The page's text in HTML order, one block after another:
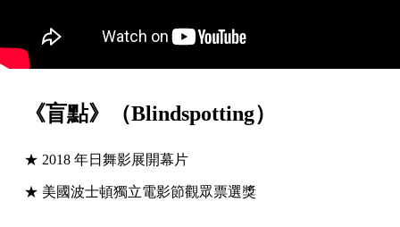
《盲點》（Blindspotting）
★ 2018 年日舞影展開幕片
★ 美國波士頓獨立電影節觀眾票選獎